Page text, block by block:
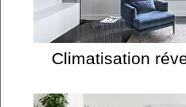
Climatisation